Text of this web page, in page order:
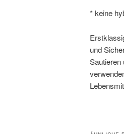
* keine
und
Sautieren